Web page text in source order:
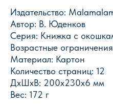
Издательство:
Автор: В. Юденков
Серия: Книжка с
Возрастные
Материал: Картон
Количество страниц: 12
ДxШxВ: 200x230x6 мм
Вес: 172 г
г. Пермь, ул. Голева, 9а
+7 (342) 206-96-91
Оптовый отдел
пн-пт 9.00 - 18.00